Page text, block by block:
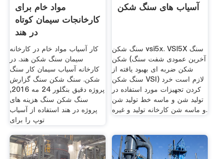
مواد خام برای
کارخانجات سیمان کوتاه
در هند
کار آسیاب مواد خام در کارخانه
سیمان سنگ شکن هند. در
کارخانه آسیاب سیمان کار سنگ
شکن. سنگ شکن سنگ گزارش
پروژه دقیق بنگلور 24 مه 2016,
سنگ شکن سنگ هزینه های
پروژه در هند استفاده از آسیاب
توپ را برای
آسیاب های سنگ شکن
سنگ شکن vsi5x. VSI5X سنگ
شکن (آخرین عمودی شفت سنگ
شکن ضربه ای بهبود یافته از
سنگ شکن VSI) لازم است خرد
کردن تجهیزات مورد استفاده در
تولید شن و ماسه خط تولید شن
و ماسه شن کارخانه تولید و غیره.